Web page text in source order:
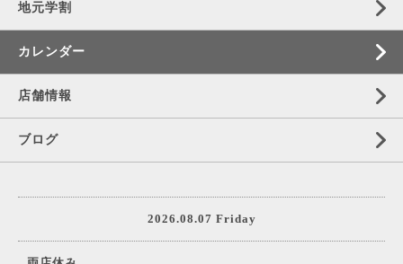
地元学割
カレンダー
店舗情報
ブログ
2026.08.07 Friday